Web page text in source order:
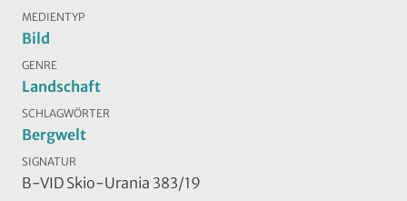
MEDIENTYP
Bild
GENRE
Landschaft
SCHLAGWÖRTER
Bergwelt
SIGNATUR
B-VID Skio-Urania 383/19